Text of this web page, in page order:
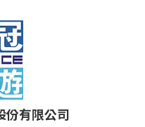
份有限公司